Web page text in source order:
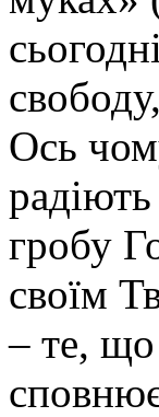
Ось
гробу
своїм
– те, що